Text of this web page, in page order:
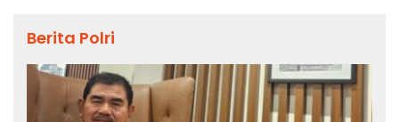
Berita Polri